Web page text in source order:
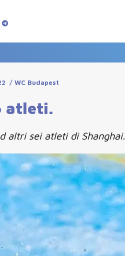
/WC Budapest
atleti.
altri sei atleti di Shanghai.